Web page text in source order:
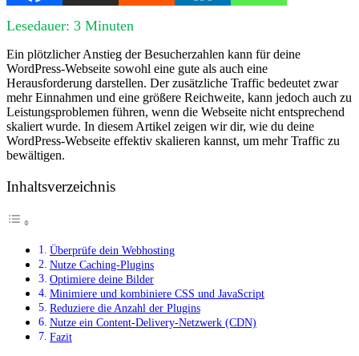
Lesedauer: 3 Minuten
Ein plötzlicher Anstieg der Besucherzahlen kann für deine
WordPress-Webseite sowohl eine gute als auch eine
Herausforderung darstellen. Der zusätzliche Traffic bedeutet zwar
mehr Einnahmen und eine größere Reichweite, kann jedoch auch zu
Leistungsproblemen führen, wenn die Webseite nicht entsprechend
skaliert wurde. In diesem Artikel zeigen wir dir, wie du deine
WordPress-Webseite effektiv skalieren kannst, um mehr Traffic zu
bewältigen.
Inhaltsverzeichnis
Überprüfe dein Webhosting
Nutze Caching-Plugins
Optimiere deine Bilder
Minimiere und kombiniere CSS und JavaScript
Reduziere die Anzahl der Plugins
Nutze ein Content-Delivery-Netzwerk (CDN)
Fazit